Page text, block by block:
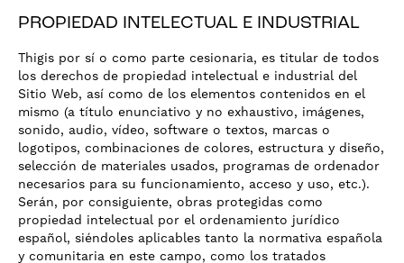
PROPIEDAD INTELECTUAL E INDUSTRIAL
Thigis por sí o como parte cesionaria, es titular de todos
los derechos de propiedad intelectual e industrial del
Sitio Web, así como de los elementos contenidos en el
mismo (a título enunciativo y no exhaustivo, imágenes,
sonido, audio, vídeo, software o textos, marcas o
logotipos, combinaciones de colores, estructura y diseño,
selección de materiales usados, programas de ordenador
necesarios para su funcionamiento, acceso y uso, etc.).
Serán, por consiguiente, obras protegidas como
propiedad intelectual por el ordenamiento jurídico
español, siéndoles aplicables tanto la normativa española
y comunitaria en este campo, como los tratados